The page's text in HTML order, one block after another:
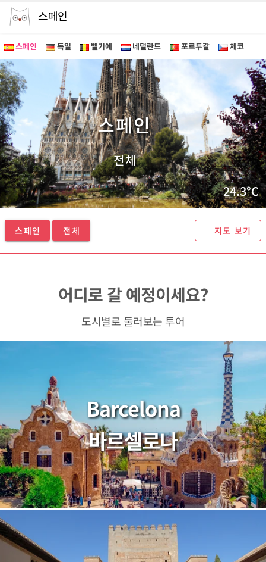
스페인
스페인 독일 벨기에 네덜란드 포르투갈 체코
스페인 투어 - 마이퍼스트가이드
스페인
전체
24.3°C
스페인 전체 지도 보기
어디로 갈 예정이세요?
도시별로 둘러보는 투어
Barcelona
바르셀로나